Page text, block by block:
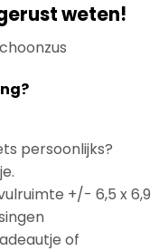
weten!
persoonlijks?
+/- 6,5 x 6,9
of